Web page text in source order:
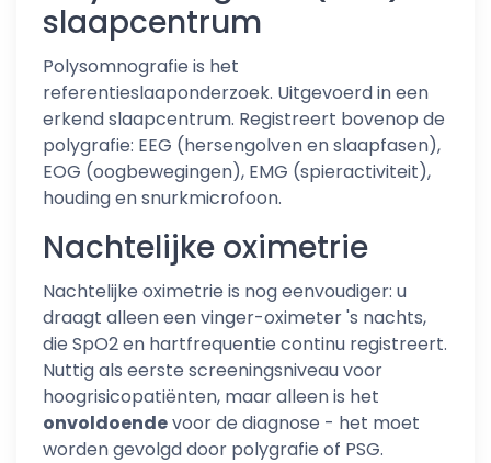
slaapcentrum
Polysomnografie is het
referentieslaaponderzoek. Uitgevoerd in een
erkend slaapcentrum. Registreert bovenop de
polygrafie: EEG (hersengolven en slaapfasen),
EOG (oogbewegingen), EMG (spieractiviteit),
houding en snurkmicrofoon.
Nachtelijke oximetrie
Nachtelijke oximetrie is nog eenvoudiger: u
draagt alleen een vinger-oximeter 's nachts,
die SpO2 en hartfrequentie continu registreert.
Nuttig als eerste screeningsniveau voor
hoogrisicopatiënten, maar alleen is het
onvoldoendevoor de diagnose - het moet
worden gevolgd door polygrafie of PSG.